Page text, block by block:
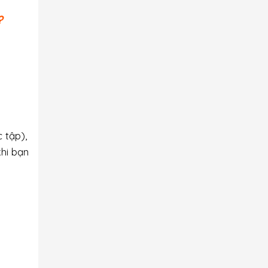
tập),
bạn